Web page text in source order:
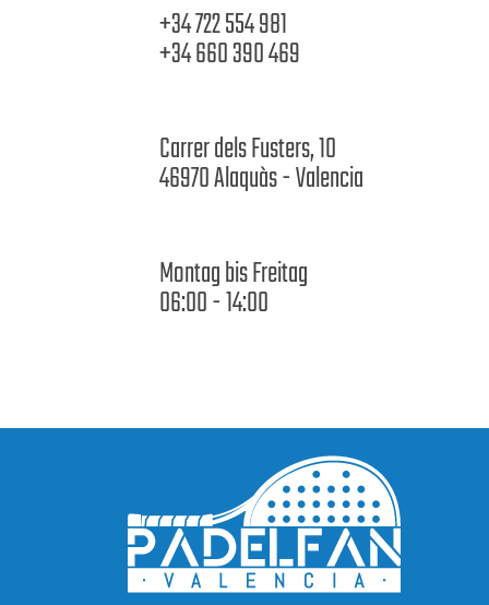
+34 722 554 981
+34 660 390 469
Carrer dels Fusters, 10
46970 Alaquàs - Valencia
Montag bis Freitag
06:00 - 14:00